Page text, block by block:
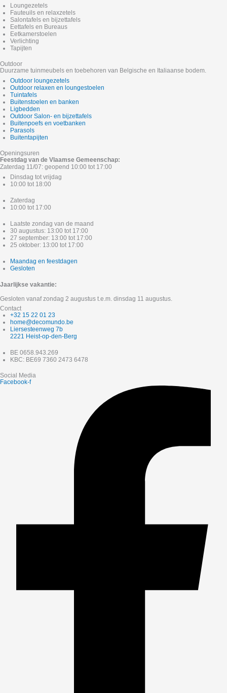
Loungezetels
Fauteuils en relaxzetels
Salontafels en bijzettafels
Eettafels en Bureaus
Eetkamerstoelen
Verlichting
Tapijten
Outdoor
Duurzame tuinmeubels en toebehoren van Belgische en Italiaanse bodem.
Outdoor loungezetels
Outdoor relaxen en loungestoelen
Tuintafels
Buitenstoelen en banken
Ligbedden
Outdoor Salon- en bijzettafels
Buitenpoefs en voetbanken
Parasols
Buitentapijten
Openingsuren
Feestdag van de Vlaamse Gemeenschap:
Zaterdag 11/07: geopend 10:00 tot 17:00
Dinsdag tot vrijdag
10:00 tot 18:00
Zaterdag
10:00 tot 17:00
Laatste zondag van de maand
30 augustus: 13:00 tot 17:00
27 september: 13:00 tot 17:00
25 oktober: 13:00 tot 17:00
Maandag en feestdagen
Gesloten
Jaarlijkse vakantie:
Gesloten vanaf zondag 2 augustus t.e.m. dinsdag 11 augustus.
Contact
+32 15 22 01 23
home@decomundo.be
Liersesteenweg 7b
2221 Heist-op-den-Berg
BE 0658.943.269
KBC: BE69 7360 2473 6478
Social Media
Facebook-f